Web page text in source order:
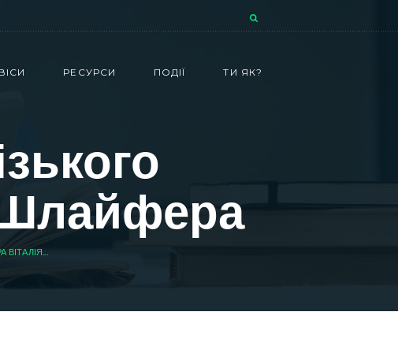
РЕСУРСИ ПОДІЇ ТИ ЯК?
Шлайфера
ВІТАЛІЯ...